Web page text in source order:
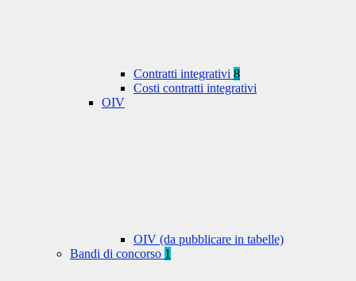
Contratti integrativi 8
Costi contratti integrativi
OIV
OIV (da pubblicare in tabelle)
Bandi di concorso 1